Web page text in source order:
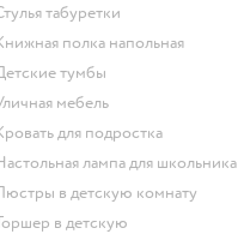
Стулья табуретки
Книжная полка напольная
Детские тумбы
Уличная мебель
Кровать для подростка
Настольная лампа для школьника
Люстры в детскую комнату
Торшер в детскую